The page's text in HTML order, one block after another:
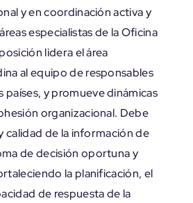
y en coordinación activa y
especialistas de la Oficina
lidera el área
al equipo de responsables
países, y promueve dinámicas
organizacional. Debe
calidad de la información de
de decisión oportuna y
la planificación, el
de respuesta de la